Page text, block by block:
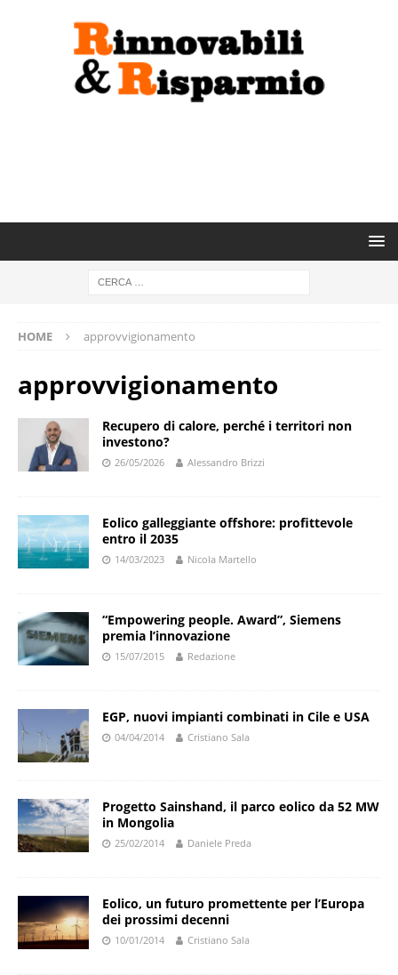
HOME approvvigionamento
approvvigionamento
Recupero di calore, perché i territori non
investono?
26/05/2026 Alessandro Brizzi
Eolico galleggiante offshore: profittevole
entro il 2035
14/03/2023 Nicola Martello
“Empowering people. Award”, Siemens
premia l’innovazione
15/07/2015 Redazione
EGP, nuovi impianti combinati in Cile e USA
04/04/2014 Cristiano Sala
Progetto Sainshand, il parco eolico da 52 MW
in Mongolia
25/02/2014 Daniele Preda
Eolico, un futuro promettente per l’Europa
dei prossimi decenni
10/01/2014 Cristiano Sala